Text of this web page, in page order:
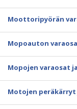
Moottoripyörän
Mopoauton
Mopojen varaosat
Motojen peräkärryt